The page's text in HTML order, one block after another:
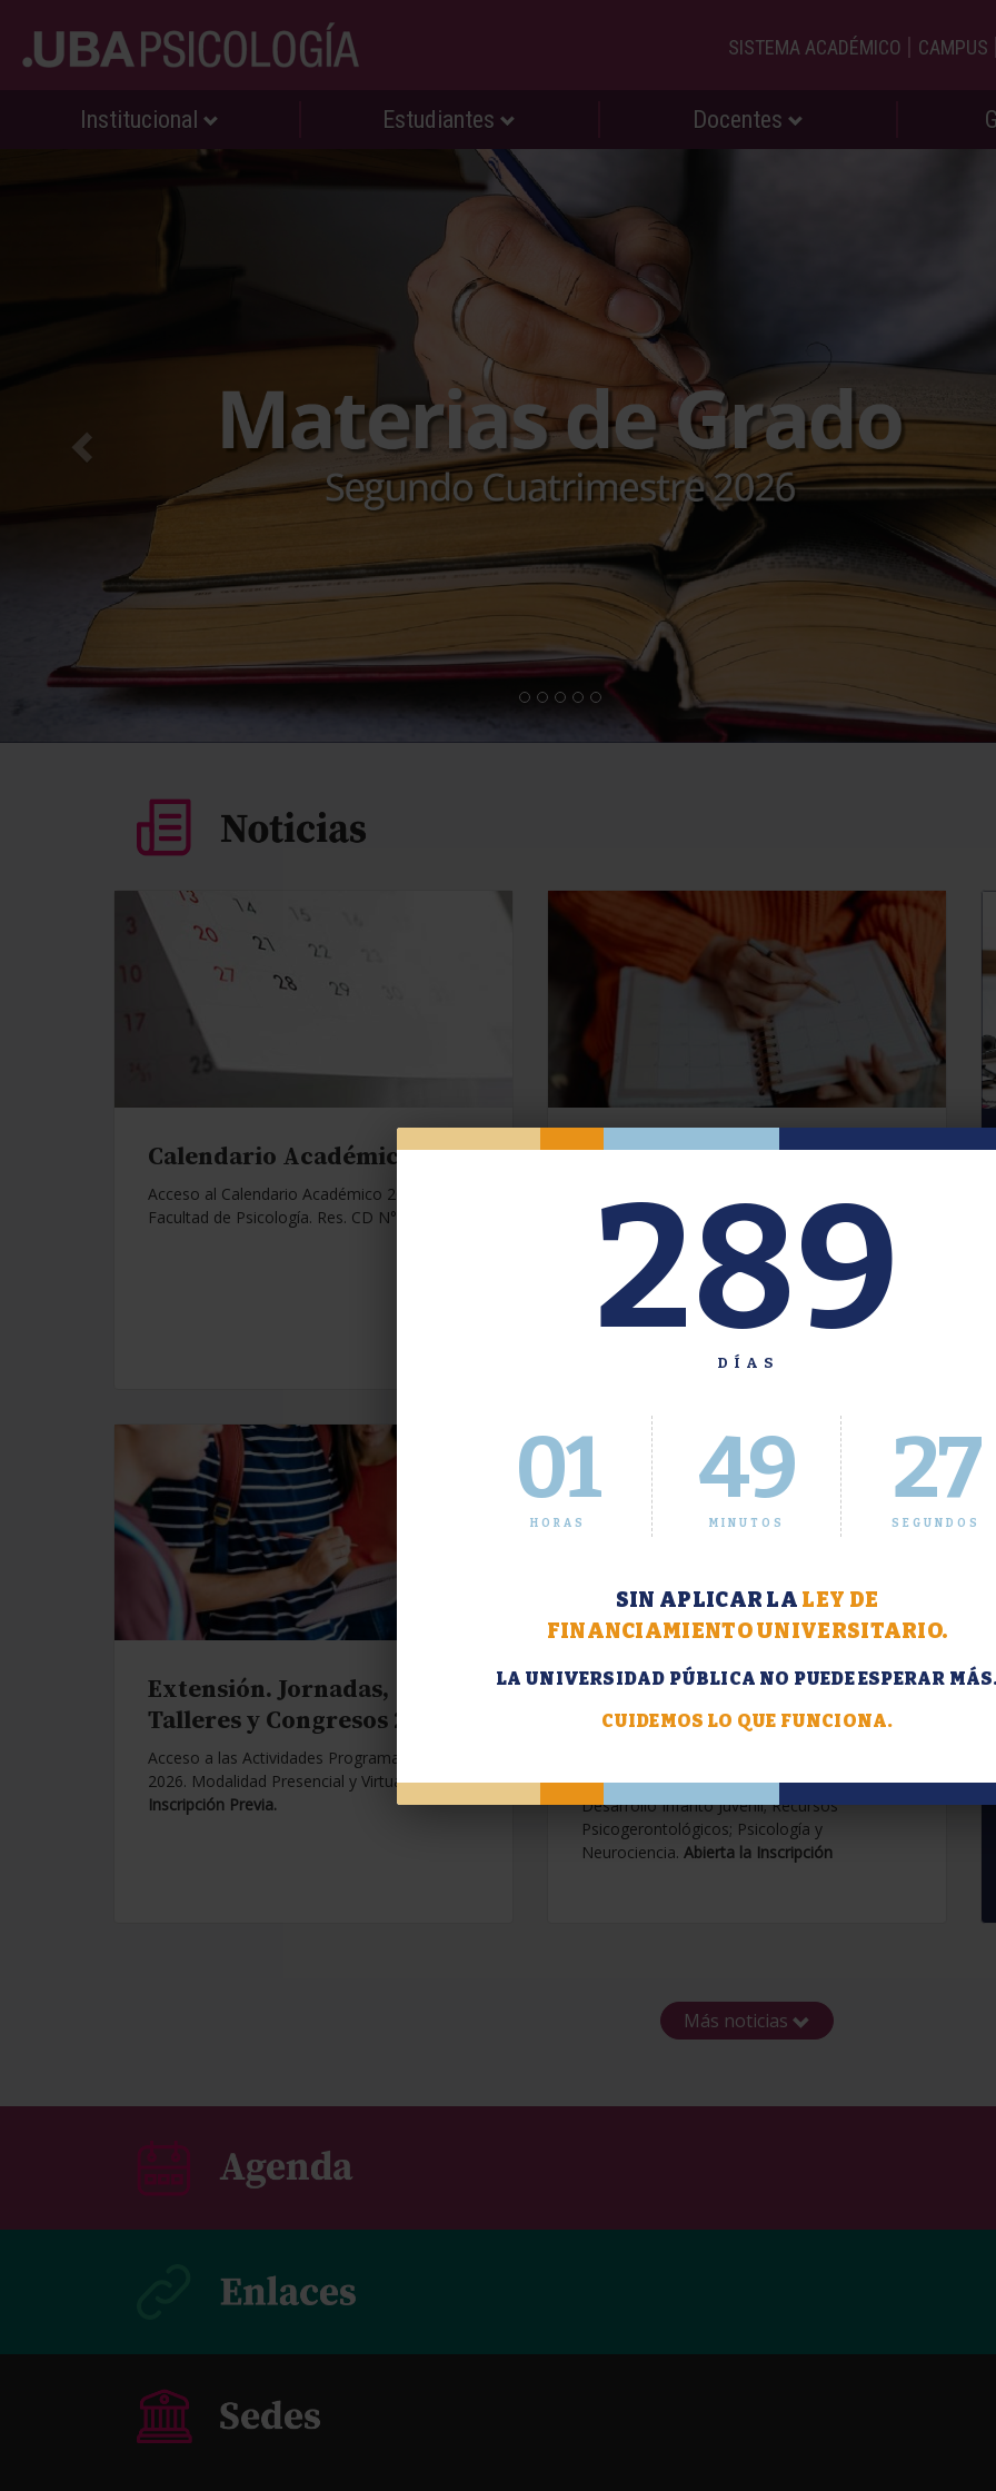
289
DÍAS
01
HORAS
49
MINUTOS
28
SEGUNDOS
SIN APLICAR LA LEY DE
FINANCIAMIENTO UNIVERSITARIO.
LA UNIVERSIDAD PÚBLICA NO PUEDE ESPERAR
CUIDEMOS LO QUE FUNCIONA.
SISTEMA ACADÉMICO | CAMPUS |
Institucional Estudiantes Docentes
Calendario Académico 2026.
Acceso al Calendario Académico 2026 de la
Facultad de Psicología. Res. CD N°1112/25.
Oferta de Grado. Segundo
Inscripción del 30 de julio al 4 de agosto a
través del Sistema Académico
Extensión. Jornadas,
Talleres y Congresos 2026.
Acceso a las Actividades Programadas para
2026. Modalidad Presencial y Virtual.Con
Inscripción Previa.
Extensión. Diplomaturas
2026.
Contemporáneas; Problemáticas en el
Desarrollo Infanto Juvenil; Recursos
Psicogerontológicos; Psicología y
Neurociencia. Abierta la Inscripción
Más noticias